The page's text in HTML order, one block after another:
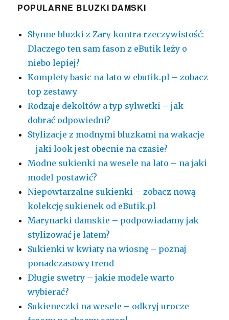
POPULARNE BLUZKI DAMSKI
Słynne bluzki z Zary kontra rzeczywistość:
Dlaczego ten sam fason z eButik leży o
niebo lepiej?
Komplety basic na lato w ebutik.pl – zobacz
top zestawy
Rodzaje dekoltów a typ sylwetki – jak
dobrać odpowiedni?
Stylizacje z modnymi bluzkami na wakacje
– jaki look jest obecnie na czasie?
Modne sukienki na wesele na lato – na jaki
model postawić?
Niepowtarzalne sukienki – zobacz nową
kolekcję sukienek od eButik.pl
Marynarki damskie – podpowiadamy jak
stylizować je latem?
Sukienki w kwiaty na wiosnę – poznaj
ponadczasowy trend
Długie swetry – jakie modele warto
wybierać?
Sukieneczki na wesele – odkryj urocze